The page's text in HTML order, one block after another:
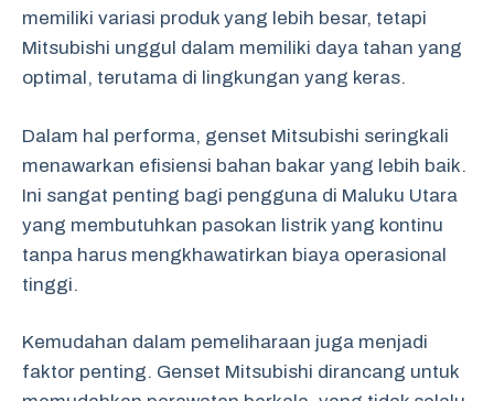
memiliki variasi produk yang lebih besar, tetapi
Mitsubishi unggul dalam memiliki daya tahan yang
optimal, terutama di lingkungan yang keras.
Dalam hal performa, genset Mitsubishi seringkali
menawarkan efisiensi bahan bakar yang lebih baik.
Ini sangat penting bagi pengguna di Maluku Utara
yang membutuhkan pasokan listrik yang kontinu
tanpa harus mengkhawatirkan biaya operasional
tinggi.
Kemudahan dalam pemeliharaan juga menjadi
faktor penting. Genset Mitsubishi dirancang untuk